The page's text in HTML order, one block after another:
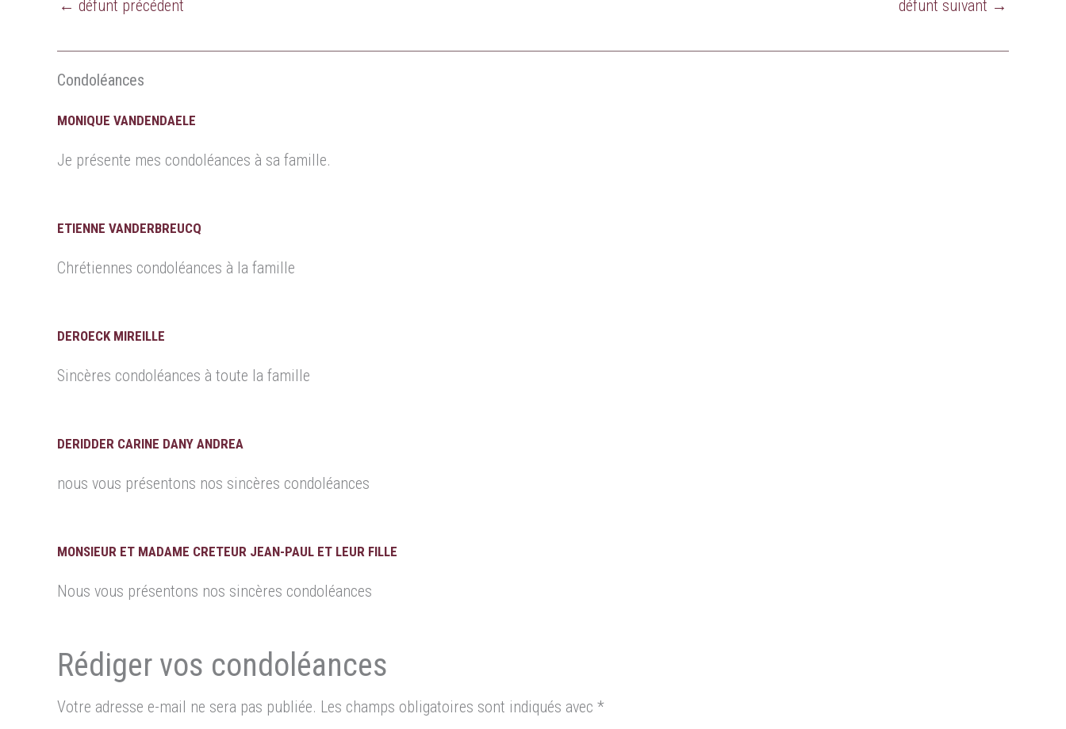
← défunt précédent défunt suivant →
Condoléances
MONIQUE VANDENDAELE
Je présente mes condoléances à sa famille.
ETIENNE VANDERBREUCQ
Chrétiennes condoléances à la famille
DEROECK MIREILLE
Sincères condoléances à toute la famille
DERIDDER CARINE DANY ANDREA
nous vous présentons nos sincères condoléances
MONSIEUR ET MADAME CRETEUR JEAN-PAUL ET LEUR FILLE
Nous vous présentons nos sincères condoléances
Votre adresse e-mail ne sera pas publiée. Les champs obligatoires sont indiqués avec *